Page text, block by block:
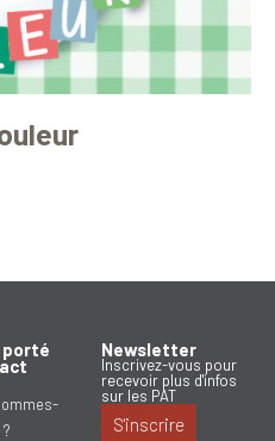
porté Newsletter
Inscrivez-vous pour
recevoir plus d'infos
sur les PAT
S'inscrire